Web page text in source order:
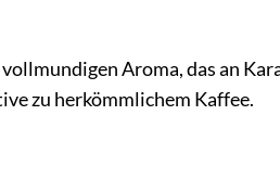
Aroma, das an
zu herkömmlichem Kaffee.